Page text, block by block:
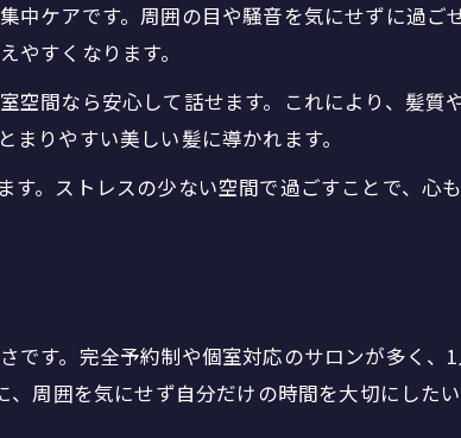
と魅力
スタイム
の条件
を体感
スとは
客を解説
質改善
ケアです。周囲の目や騒音を気にせずに過ご
すくなります。
間なら安心して話せます。これにより、髪質
りやすい美しい髪に導かれます。
。ストレスの少ない空間で過ごすことで、心
す。完全予約制や個室対応のサロンが多く、
周囲を気にせず自分だけの時間を大切にした